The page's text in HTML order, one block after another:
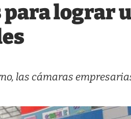
para lograr
las cámaras